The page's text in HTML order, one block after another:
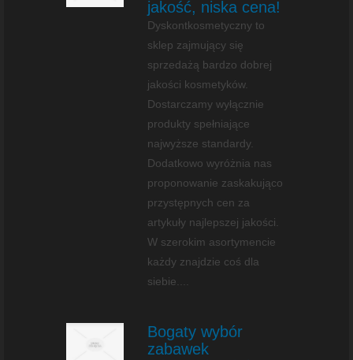
jakość, niska cena!
Dyskontkosmetyczny to
sklep zajmujący się
sprzedażą bardzo dobrej
jakości kosmetyków.
Dostarczamy wyłącznie
produkty spełniające
najwyższe standardy.
Dodatkowo wyróżnia nas
proponowanie zaskakująco
przystępnych cen za
artykuły najlepszej jakości.
W szerokim asortymencie
każdy znajdzie coś dla
siebie....
Bogaty wybór
zabawek